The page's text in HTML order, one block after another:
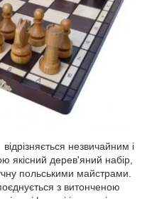
незвичайним і
якісний дерев'яний набір,
польськими майстрами.
з витонченою